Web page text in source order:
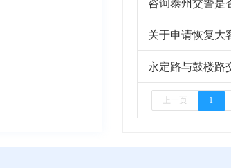
咨询泰州交警是
关于申请恢复大
永定路与鼓楼路
上一页 1